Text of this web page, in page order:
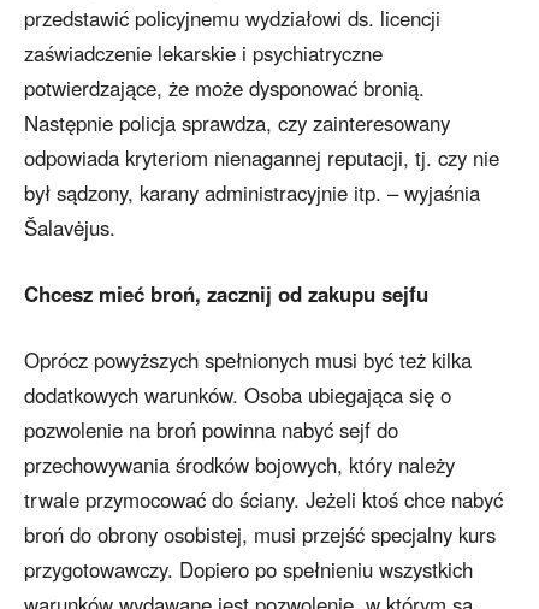
przedstawić policyjnemu wydziałowi ds. licencji
zaświadczenie lekarskie i psychiatryczne
potwierdzające, że może dysponować bronią.
Następnie policja sprawdza, czy zainteresowany
odpowiada kryteriom nienagannej reputacji, tj. czy nie
był sądzony, karany administracyjnie itp. – wyjaśnia
Šalavėjus.
Chcesz mieć broń, zacznij od zakupu sejfu
Oprócz powyższych spełnionych musi być też kilka
dodatkowych warunków. Osoba ubiegająca się o
pozwolenie na broń powinna nabyć sejf do
przechowywania środków bojowych, który należy
trwale przymocować do ściany. Jeżeli ktoś chce nabyć
broń do obrony osobistej, musi przejść specjalny kurs
przygotowawczy. Dopiero po spełnieniu wszystkich